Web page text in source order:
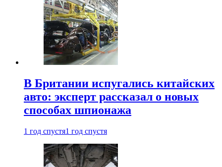
В Британии испугались китайских
авто: эксперт рассказал о новых
способах шпионажа
1 год спустя1 год спустя